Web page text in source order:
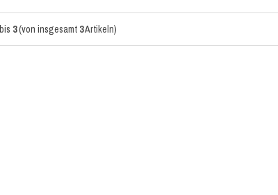
3(von insgesamt 3Artikeln)